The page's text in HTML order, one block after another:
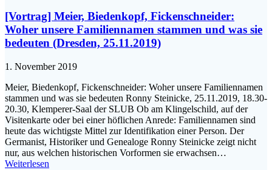
[Vortrag] Meier, Biedenkopf, Fickenschneider:
Woher unsere Familiennamen stammen und was sie
bedeuten (Dresden, 25.11.2019)
1. November 2019
Meier, Biedenkopf, Fickenschneider: Woher unsere Familiennamen
stammen und was sie bedeuten Ronny Steinicke, 25.11.2019, 18.30-
20.30, Klemperer-Saal der SLUB Ob am Klingelschild, auf der
Visitenkarte oder bei einer höflichen Anrede: Familiennamen sind
heute das wichtigste Mittel zur Identifikation einer Person. Der
Germanist, Historiker und Genealoge Ronny Steinicke zeigt nicht
nur, aus welchen historischen Vorformen sie erwachsen…
Weiterlesen